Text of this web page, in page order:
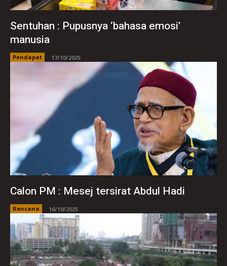
Sentuhan : Pupusnya ‘bahasa emosi’
manusia
Pendapat 17/10/2025
Calon PM : Mesej tersirat Abdul Hadi
Rencana 16/10/2025